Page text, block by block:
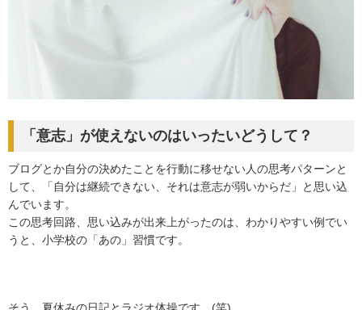
「意志」が使えないのはいったいどうして？
ブログとか自分の決めたことを行動に移せない人の思考パターンと
して、「自分は継続できない、それは意志が弱いからだ」と思い込
んでいます。
この思考回路、思い込みが出来上がったのは、わかりやすい例でい
うと、小学校の「あの」習慣です。